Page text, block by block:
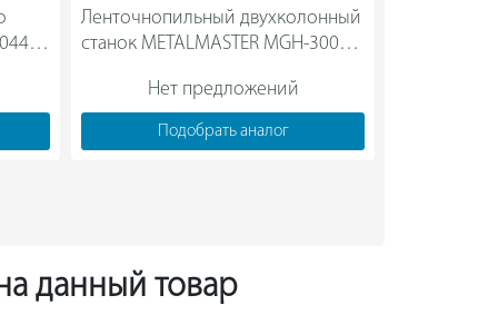
Ленточнопильный двухколонный
станок METALMASTER MGH-300Z
Нет предложений
Подобрать аналог
данный товар